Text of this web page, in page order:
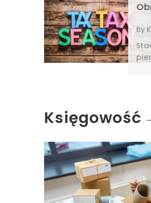
By
Księgowość